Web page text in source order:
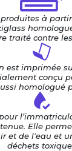
à
traité contre
est imprimée
conçu
homologué
Elle
et de l'eau et
déchets